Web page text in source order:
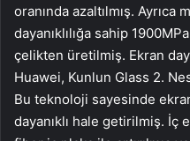
oranında azaltılmış.
dayanıklılığa sahip
çelikten üretilmiş. Ekran
Huawei, Kunlun Glass 2.
Bu teknoloji sayesinde
dayanıklı hale getirilmiş. İç